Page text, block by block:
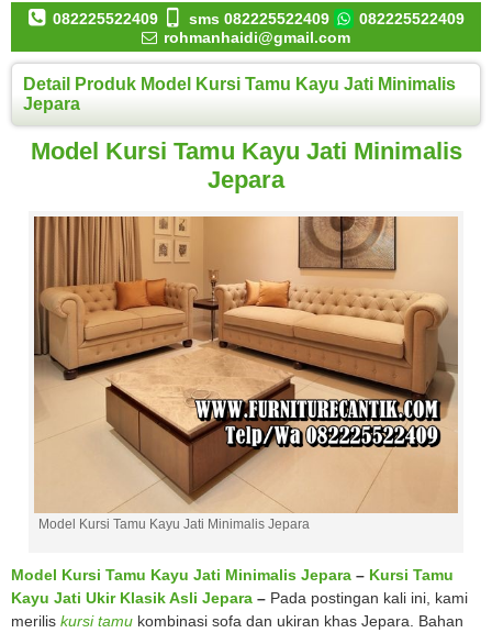
082225522409 sms 082225522409
082225522409
rohmanhaidi@gmail.com
Detail Produk Model Kursi Tamu Kayu Jati Minimalis
Jepara
Model Kursi Tamu Kayu Jati Minimalis
Jepara
Model Kursi Tamu Kayu Jati Minimalis Jepara
Model Kursi Tamu Kayu Jati Minimalis Jepara – Kursi Tamu
Kayu Jati Ukir Klasik Asli Jepara – Pada postingan kali ini, kami
merilis kursi tamu kombinasi sofa dan ukiran khas Jepara. Bahan